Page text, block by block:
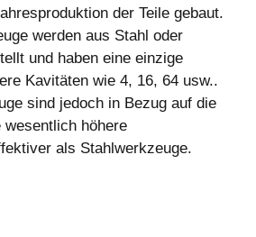
der Teile gebaut.
werden aus Stahl oder
und haben eine einzige
Kavitäten wie 4, 16, 64 usw..
sind jedoch in Bezug auf die
höhere
als Stahlwerkzeuge.